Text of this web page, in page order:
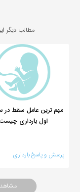
مطالب دیگر
مهم ترین عامل سقط در
اول بارداری
پرسش و پاسخ بارداری